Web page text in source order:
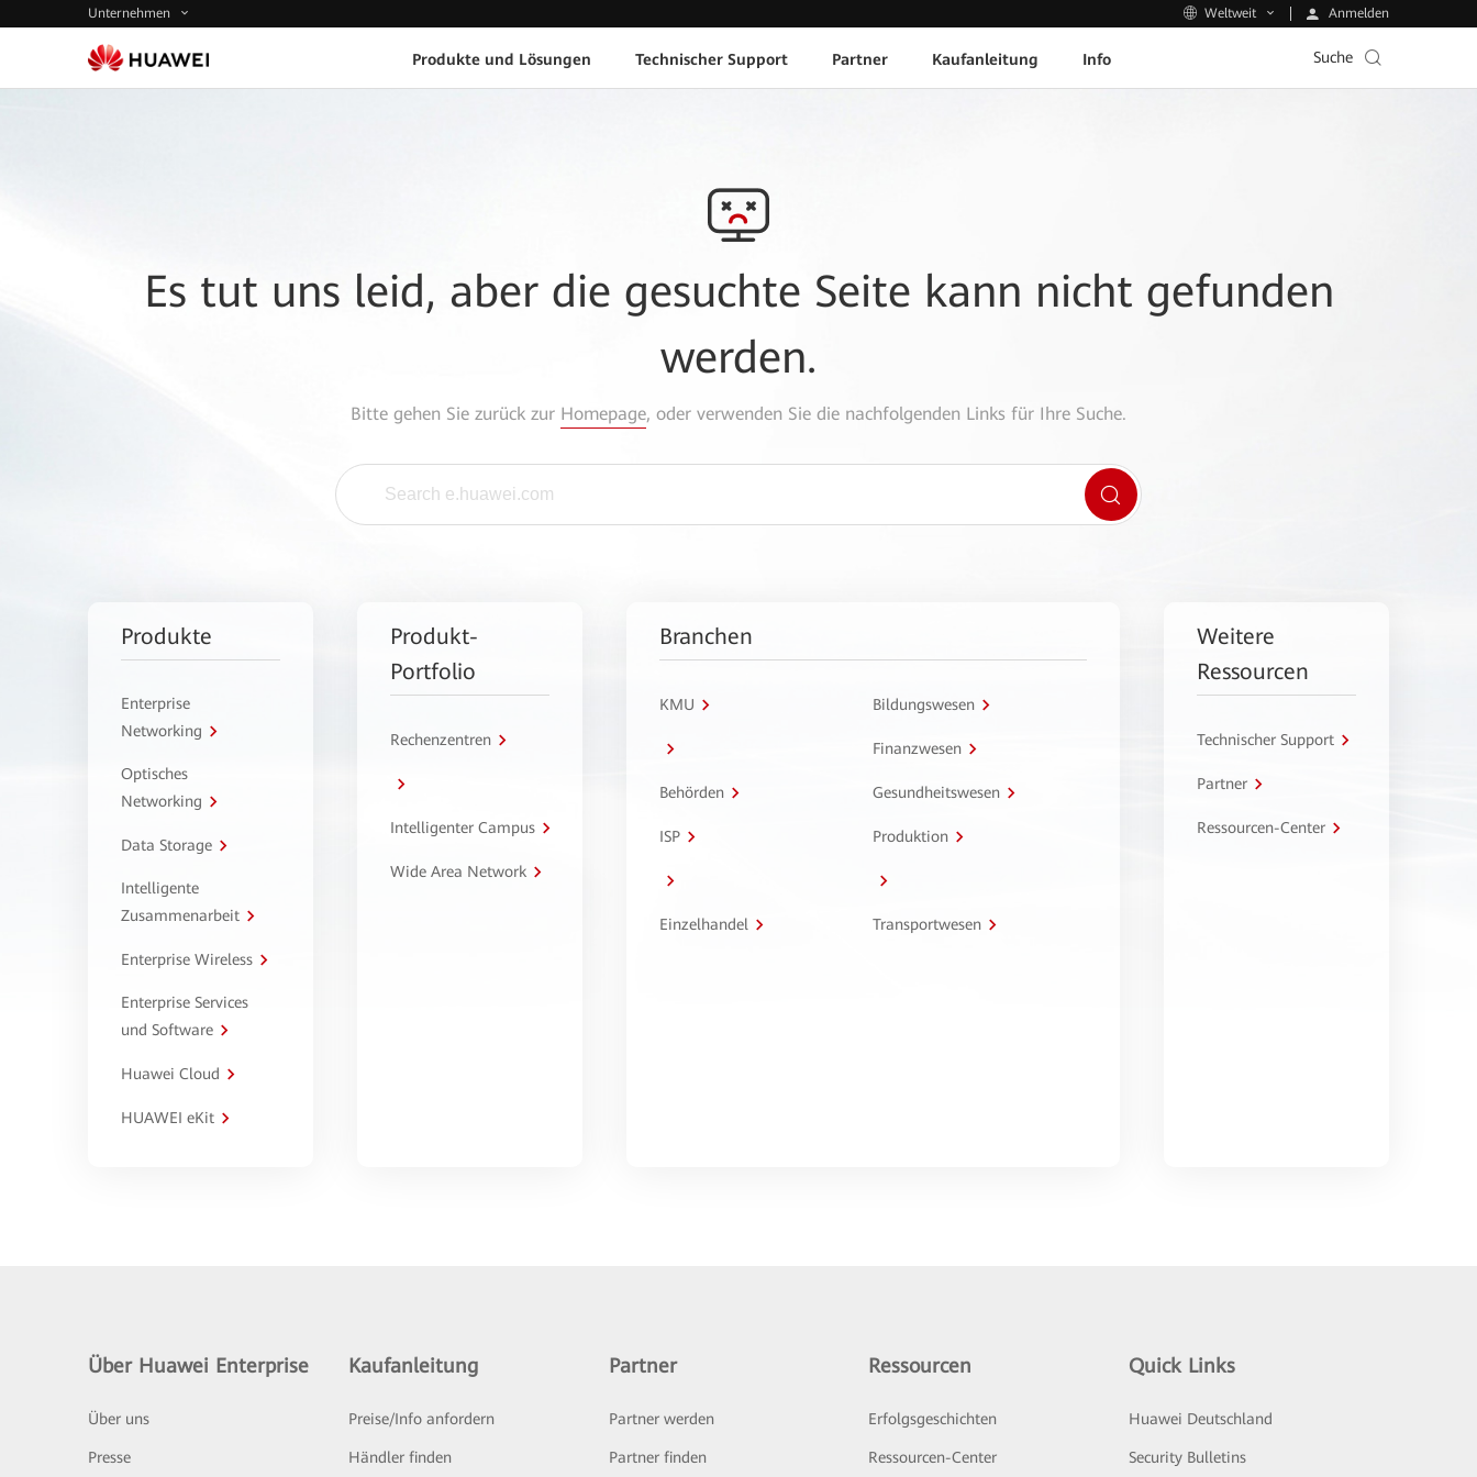
Unternehmen Weltweit Anmelden
Produkte und Lösungen Technischer Support Partner Kaufanleitung Info Suche
Es tut uns leid, aber die gesuchte Seite kann nicht gefunden
werden.
Bitte gehen Sie zurück zur Homepage, oder verwenden Sie die nachfolgenden Links für Ihre Suche.
Produkte
Enterprise
Networking
Optisches
Networking
Data Storage
Intelligente
Zusammenarbeit
Enterprise Wireless
Enterprise Services
und Software
Huawei Cloud
HUAWEI eKit
Produkt-
Portfolio
Rechenzentren
Intelligenter Campus
Wide Area Network
Branchen
KMU Bildungswesen
Finanzwesen
Behörden Gesundheitswesen
ISP Produktion
Einzelhandel Transportwesen
Weitere
Ressourcen
Technischer Support
Partner
Ressourcen-Center
Über Huawei Enterprise
Über uns
Presse
Kaufanleitung
Preise/Info anfordern
Händler finden
Partner
Partner werden
Partner finden
Ressourcen
Erfolgsgeschichten
Ressourcen-Center
Quick Links
Huawei Deutschland
Security Bulletins